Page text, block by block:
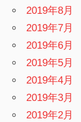
2019年8月
2019年7月
2019年6月
2019年5月
2019年4月
2019年3月
2019年2月